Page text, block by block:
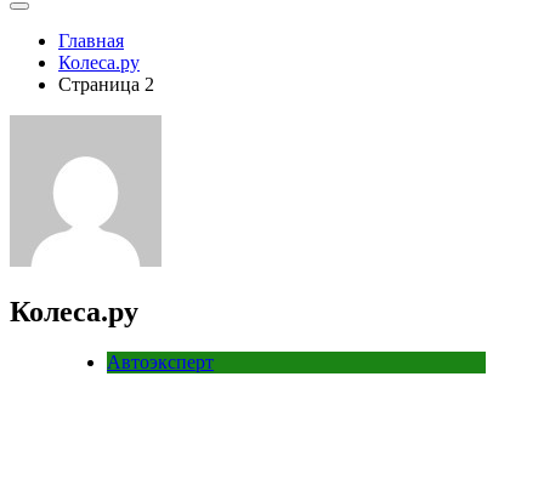
Главная
Колеса.ру
Страница 2
Колеса.ру
Автоэксперт